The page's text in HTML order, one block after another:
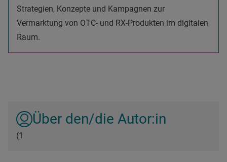
Strategien, Konzepte und Kampagnen zur
Vermarktung von OTC- und RX-Produkten im digitalen
Raum.
Über den/die Autor:in
(1